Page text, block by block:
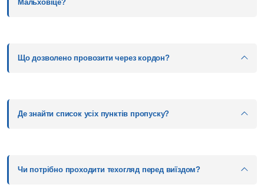
Мальховіце?
Що дозволено провозити через кордон?
Де знайти список усіх пунктів пропуску?
Чи потрібно проходити техогляд перед виїздом?